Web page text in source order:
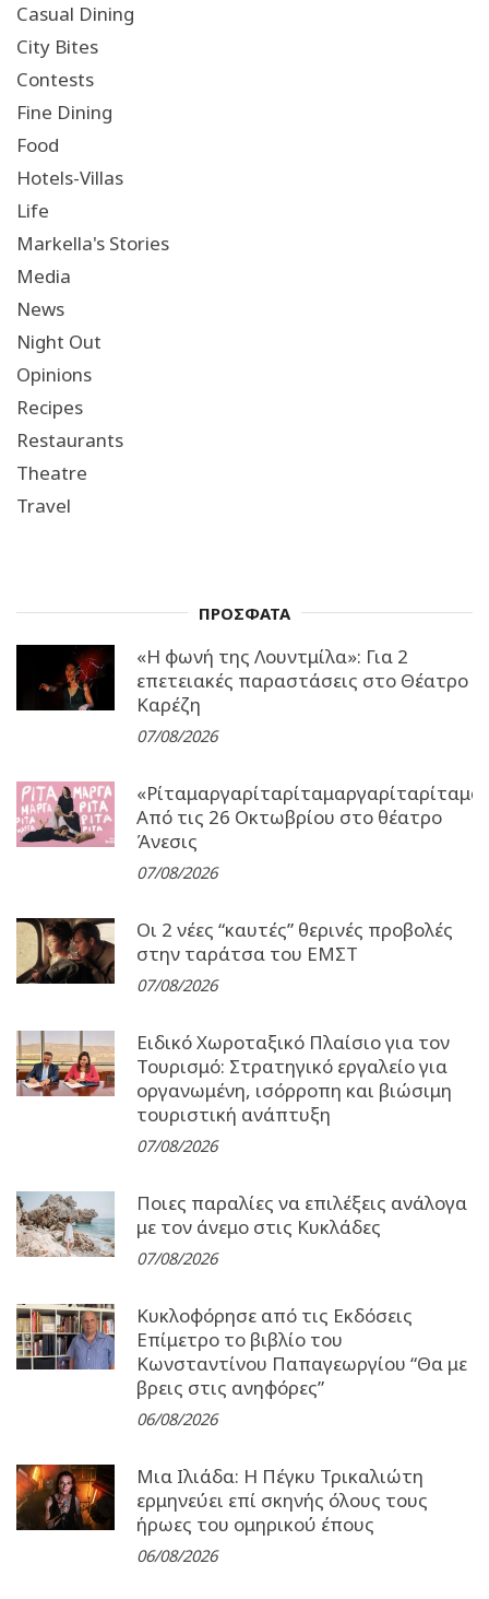
Casual Dining
City Bites
Contests
Fine Dining
Food
Hotels-Villas
Life
Markella's Stories
Media
News
Night Out
Opinions
Recipes
Restaurants
Theatre
Travel
ΠΡΟΣΦΑΤΑ
«Η φωνή της Λουντμίλα»: Για 2
επετειακές παραστάσεις στο Θέατρο
Καρέζη
07/08/2026
Από τις 26 Οκτωβρίου στο θέατρο
Άνεσις
07/08/2026
Οι 2 νέες “καυτές” θερινές προβολές
στην ταράτσα του ΕΜΣΤ
07/08/2026
Ειδικό Χωροταξικό Πλαίσιο για τον
Τουρισμό: Στρατηγικό εργαλείο για
οργανωμένη, ισόρροπη και βιώσιμη
τουριστική ανάπτυξη
07/08/2026
Ποιες παραλίες να επιλέξεις ανάλογα
με τον άνεμο στις Κυκλάδες
07/08/2026
Κυκλοφόρησε από τις Εκδόσεις
Επίμετρο το βιβλίο του
Κωνσταντίνου Παπαγεωργίου “Θα με
βρεις στις ανηφόρες”
06/08/2026
Μια Ιλιάδα: H Πέγκυ Τρικαλιώτη
ερμηνεύει επί σκηνής όλους τους
ήρωες του ομηρικού έπους
06/08/2026